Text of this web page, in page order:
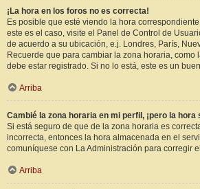
¡La hora en los foros no es correcta!
Es posible que esté viendo la hora
este es el caso, visite el Panel de Control de
de acuerdo a su ubicación, e.j. Londres, París,
Recuerde que para cambiar la zona horaria, como
debe estar registrado. Si no lo está, este es un
Arriba
Cambié la zona horaria en mi perfil, ¡pero la
Si está seguro de que de la zona horaria es
incorrecta, entonces la hora almacenada en el
comuníquese con La Administración para corregir
Arriba